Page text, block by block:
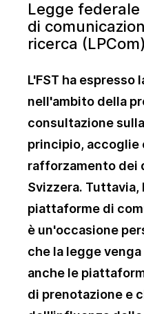
Legge
di
ricerca (LPCom)
L'FST ha espresso
nell'ambito della
consultazione
principio, accoglie
rafforzamento
Svizzera.
piattaforme di
è un'occasione
che la legge
anche le
di prenotazione e